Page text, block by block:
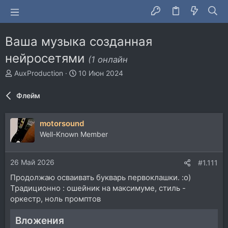
Ваша музыка созданная
нейросетями (1 онлайн
А
р
т
е
м
AuxProduction
Д
н
а
ч
10 Июн 2024
Флейм
motorsound
Well-Known Member
26 Май 2026 #1.111
Продолжаю осваивать букварь первоклашки. :о)
Традиционно : ошейник на максимуме, стиль -
оркестр, ноль промптов
Вложения